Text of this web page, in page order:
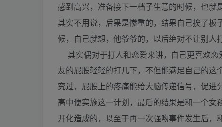
感到高兴，准备接下一档子生意的时候，也就
其实不用说，后果是惨重的，结果自己挨了
候，自己就想，他爷爷的，以后绝对不让别人
其实偶对于打人和恋爱来讲，自己更喜欢恋
友的屁股轻轻的打几下，不但能满足自己的
究过，屁股上的疼痛能给大脑传递信号，促
高中便实施这一计划，最后的结果是和一个
开化造成的，以至于再一次强吻事件发生后